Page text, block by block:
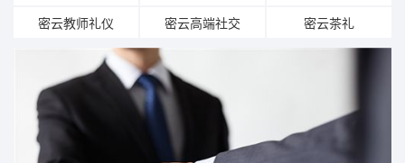
密云教师礼仪
密云高端社交 密云茶礼